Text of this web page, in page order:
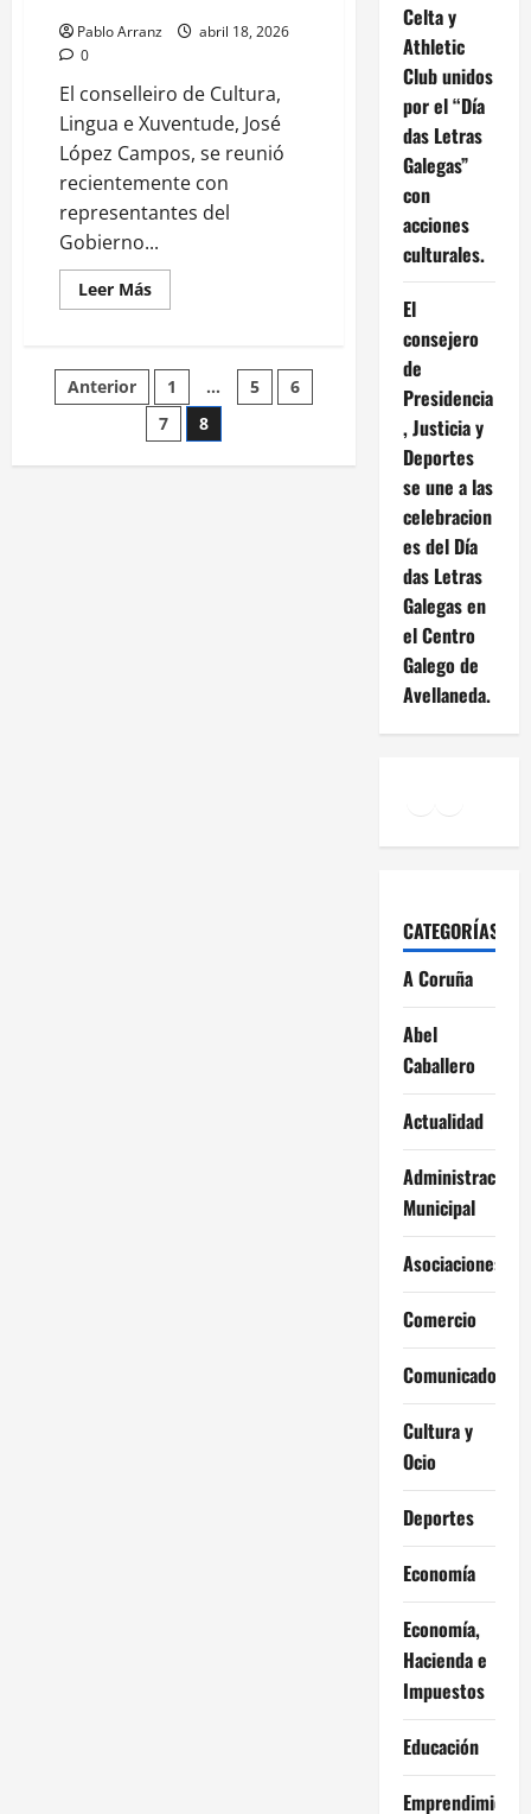
compromiso
con
de
proximidad
como
económico
y
ejemplo
de
emprendimiento
ligado
territorio.
Pablo Arranz
abril 18, 2026
0
El conselleiro de Cultura,
Lingua e Xuventude, José
López Campos, se reunió
recientemente con
representantes del
Gobierno...
Leer MásLeer
más
entre
Galicia
y
Portugal
para
la
Paginación
Anterior 1 … 5
6
7
8
Celta y
Athletic
Club unidos
por el “Día
das Letras
Galegas”
con
acciones
culturales.
El
consejero
de
Presidencia
, Justicia y
Deportes
se une a las
celebracion
es del Día
das Letras
Galegas en
el Centro
Galego de
Avellaneda.
CATEGORÍAS
A Coruña
Abel
Caballero
Actualidad
Administración
Municipal
Asociaciones
Comercio
Comunicados
Cultura y
Ocio
Deportes
Economía
Economía,
Hacienda e
Impuestos
Educación
Emprendimiento